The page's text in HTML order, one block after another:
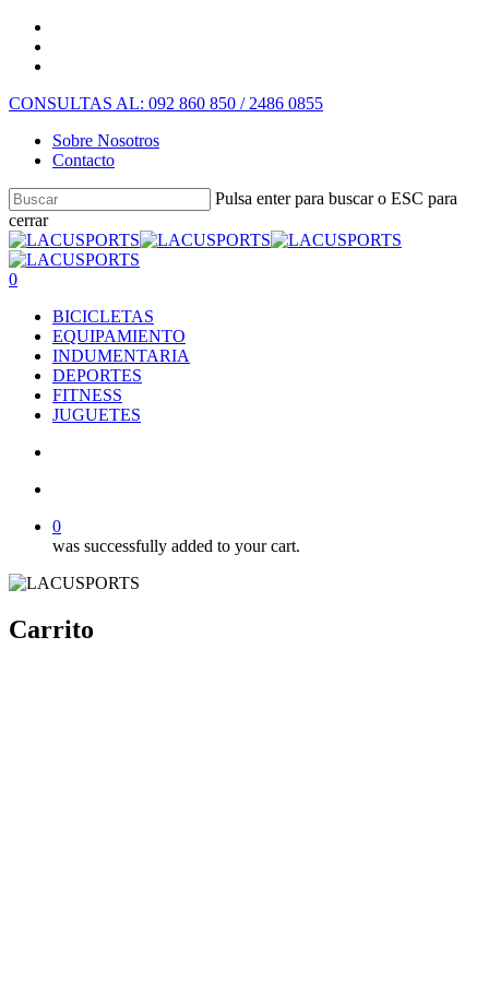
CONSULTAS AL: 092 860 850 / 2486 0855
Sobre Nosotros
Contacto
Pulsa enter para buscar o ESC para
cerrar
0
BICICLETAS
EQUIPAMIENTO
INDUMENTARIA
DEPORTES
FITNESS
JUGUETES
0
was successfully added to your cart.
Carrito